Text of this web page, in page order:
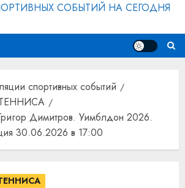
СОБЫТИЙ НА СЕГОДНЯ
спортивных событий
Димитров. Уимблдон 2026.
30.06.2026 в 17:00